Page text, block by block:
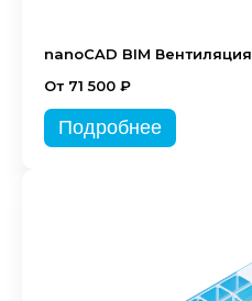
nanoCAD BIM Вентиляция
От 71 500 ₽
Подробнее